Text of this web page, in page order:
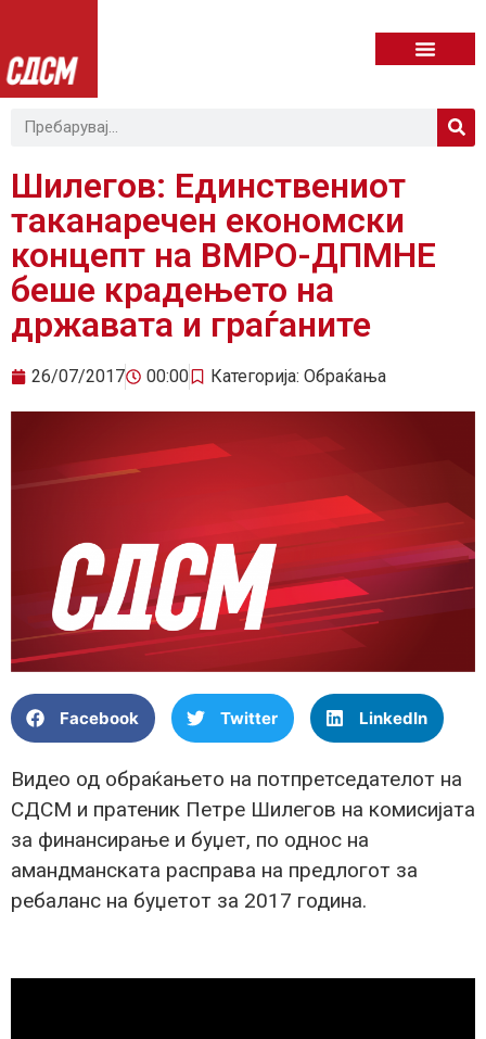
Шилегов: Единствениот
таканаречен економски
концепт на ВМРО-ДПМНЕ
беше крадењето на
државата и граѓаните
26/07/2017 00:00 Категорија: Обраќања
Facebook Twitter LinkedIn
Видео од обраќањето на потпретседателот на
СДСМ и пратеник Петре Шилегов на комисијата
за финансирање и буџет, по однос на
амандманската расправа на предлогот за
ребаланс на буџетот за 2017 година.